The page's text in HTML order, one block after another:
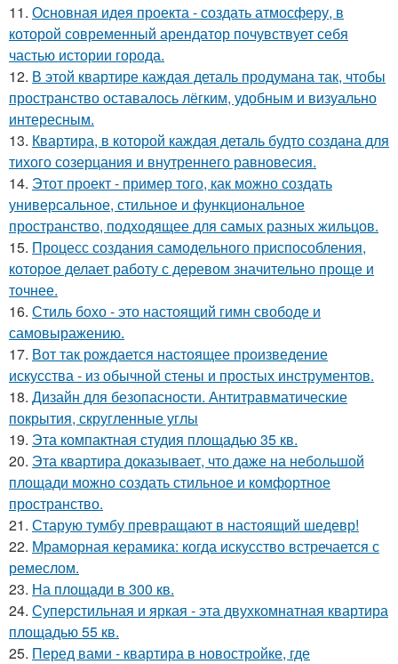
11. Основная идея проекта - создать атмосферу, в
которой современный арендатор почувствует себя
частью истории города.
12. В этой квартире каждая деталь продумана так, чтобы
пространство оставалось лёгким, удобным и визуально
интересным.
13. Квартира, в которой каждая деталь будто создана для
тихого созерцания и внутреннего равновесия.
14. Этот проект - пример того, как можно создать
универсальное, стильное и функциональное
пространство, подходящее для самых разных жильцов.
15. Процесс создания самодельного приспособления,
которое делает работу с деревом значительно проще и
точнее.
16. Стиль бохо - это настоящий гимн свободе и
самовыражению.
17. Вот так рождается настоящее произведение
искусства - из обычной стены и простых инструментов.
18. Дизайн для безопасности. Антитравматические
покрытия, скругленные углы
19. Эта компактная студия площадью 35 кв.
20. Эта квартира доказывает, что даже на небольшой
площади можно создать стильное и комфортное
пространство.
21. Старую тумбу превращают в настоящий шедевр!
22. Мраморная керамика: когда искусство встречается с
ремеслом.
23. На площади в 300 кв.
24. Суперстильная и яркая - эта двухкомнатная квартира
площадью 55 кв.
25. Перед вами - квартира в новостройке, где